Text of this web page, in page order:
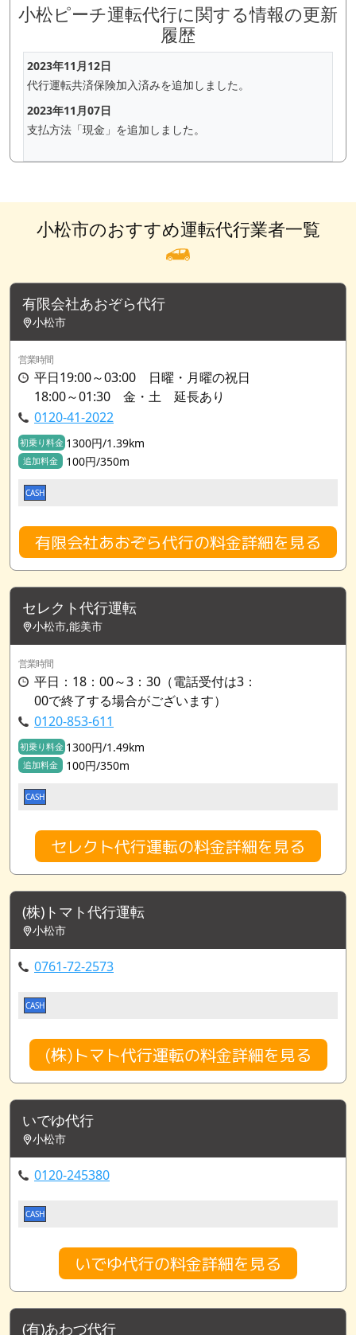
小松ピーチ運転代行に関する情報の更新
履歴
2023年11月12日
代行運転共済保険加入済みを追加しました。
2023年11月07日
支払方法「現金」を追加しました。
小松市のおすすめ運転代行業者一覧
有限会社あおぞら代行
小松市
営業時間
平日19:00～03:00 日曜・月曜の祝日
18:00～01:30 金・土 延長あり
0120-41-2022
初乗り料金 1300円/1.39km
追加料金 100円/350m
CASH
有限会社あおぞら代行の料金詳細を見る
セレクト代行運転
小松市,能美市
営業時間
平日：18：00～3：30（電話受付は3：
00で終了する場合がございます）
0120-853-611
初乗り料金 1300円/1.49km
追加料金 100円/350m
CASH
セレクト代行運転の料金詳細を見る
(株)トマト代行運転
小松市
0761-72-2573
CASH
(株)トマト代行運転の料金詳細を見る
いでゆ代行
小松市
0120-245380
CASH
いでゆ代行の料金詳細を見る
(有)あわづ代行